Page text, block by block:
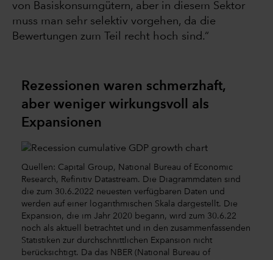
von Basiskonsumgütern, aber in diesem Sektor
muss man sehr selektiv vorgehen, da die
Bewertungen zum Teil recht hoch sind.“
Rezessionen waren schmerzhaft,
aber weniger wirkungsvoll als
Expansionen
Quellen: Capital Group, National Bureau of Economic
Research, Refinitiv Datastream. Die Diagrammdaten sind
die zum 30.6.2022 neuesten verfügbaren Daten und
werden auf einer logarithmischen Skala dargestellt. Die
Expansion, die im Jahr 2020 begann, wird zum 30.6.22
noch als aktuell betrachtet und in den zusammenfassenden
Statistiken zur durchschnittlichen Expansion nicht
berücksichtigt. Da das NBER (National Bureau of